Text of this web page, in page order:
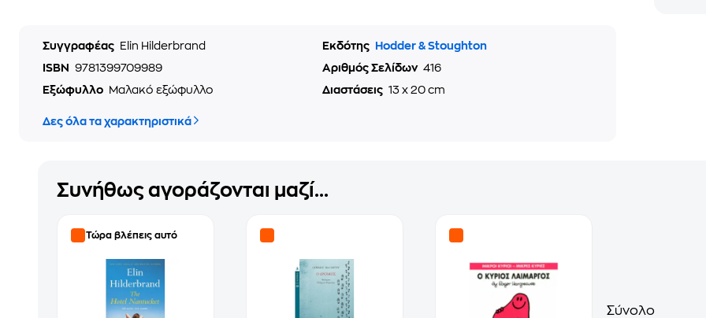
Συγγραφέας Elin Hilderbrand Εκδότης
Hodder & Stoughton
ISBN
9781399709989 Αριθμός Σελίδων 416
Εξώφυλλο
Μαλακό εξώφυλλο Διαστάσεις 13 x 20 cm
Δες όλα τα χαρακτηριστικά
Συνήθως αγοράζονται μαζί...
Τώρα βλέπεις αυτό
Σύνολο